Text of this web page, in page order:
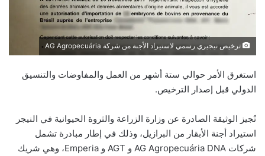
ترخيص نيجيري رسمي لاستيراد الأجنة من شركة AG Agropecuária
استغرق الأمر حوالي ستة أشهر من العمل والمفاوضات والتنسيق
الدولي قبل إصدار الترخيص.
تُجيز الوثيقة الصادرة عن وزارة الزراعة والثروة الحيوانية في النيجر
استيراد أجنة الأبقار من البرازيل، وذلك في إطار مبادرة تشمل
شركات AG Agropecuária DNA و AGT و Emperia، وهي شريك